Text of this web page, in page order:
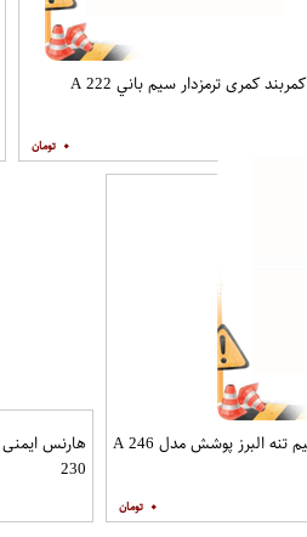
کمربند کمری ترمزدار سيم باني A 222
۰
۰
230